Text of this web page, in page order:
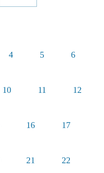
4 5 6
10 11 12
16 17
21 22